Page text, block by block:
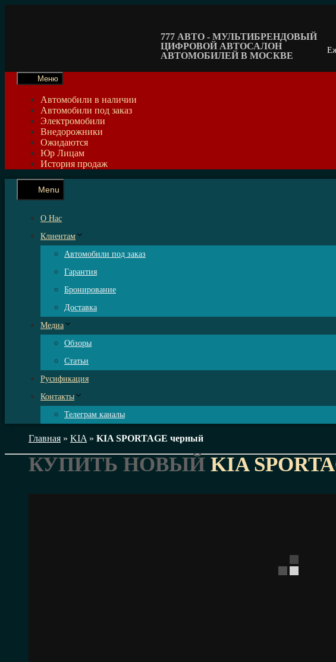
777 АВТО - МУЛЬТИБРЕНДОВЫЙ
ЦИФРОВОЙ АВТОСАЛОН
АВТОМОБИЛЕЙ В МОСКВЕ
Меню
Автомобили в наличии
Автомобили под заказ
Электромобили
Внедорожники
Ожидаются
Юр Лицам
История продаж
Menu
О Нас
Клиентам
Автомобили под заказ
Гарантия
Бронирование
Доставка
Медиа
Обзоры
Статьи
Русификация
Контакты
Телеграм каналы
Главная » KIA » KIA SPORTAGE черный
КУПИТЬ НОВЫЙ KIA